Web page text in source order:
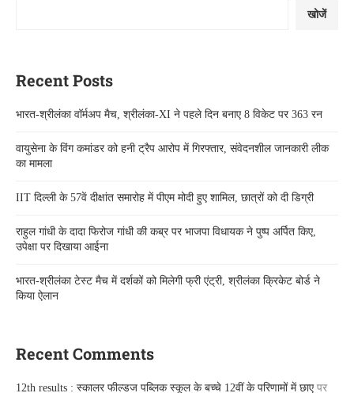
खोजें
Recent Posts
भारत-श्रीलंका वॉर्मअप मैच, श्रीलंका-XI ने पहले दिन बनाए 8 विकेट पर 363 रन
वायुसेना के विंग कमांडर को हनी ट्रैप आरोप में गिरफ्तार, संवेदनशील जानकारी लीक
का मामला
IIT दिल्ली के 57वें दीक्षांत समारोह में पीएम मोदी हुए शामिल, छात्रों को दी डिग्री
राहुल गांधी के दादा फिरोज गांधी की कब्र पर भाजपा विधायक ने पुष्प अर्पित किए,
उपेक्षा पर दिखाया आईना
भारत-श्रीलंका टेस्ट मैच में दर्शकों को मिलेगी फ्री एंट्री, श्रीलंका क्रिकेट बोर्ड ने
किया ऐलान
Recent Comments
12th results : स्कालर फील्डज पब्लिक स्कूल के बच्चे 12वीं के परिणामों में छाएपर